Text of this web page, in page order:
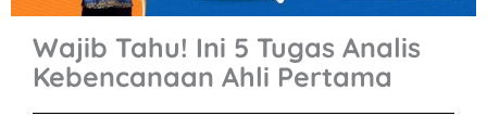
Wajib Tahu! Ini 5 Tugas Analis
Kebencanaan Ahli Pertama